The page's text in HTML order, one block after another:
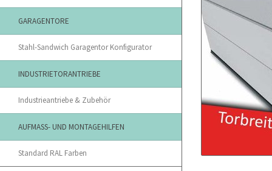
GARAGENTORE
Stahl-Sandwich Garagentor Konfigurator
INDUSTRIETORANTRIEBE
Industrieantriebe & Zubehör
AUFMASS- UND MONTAGEHILFEN
Standard RAL Farben